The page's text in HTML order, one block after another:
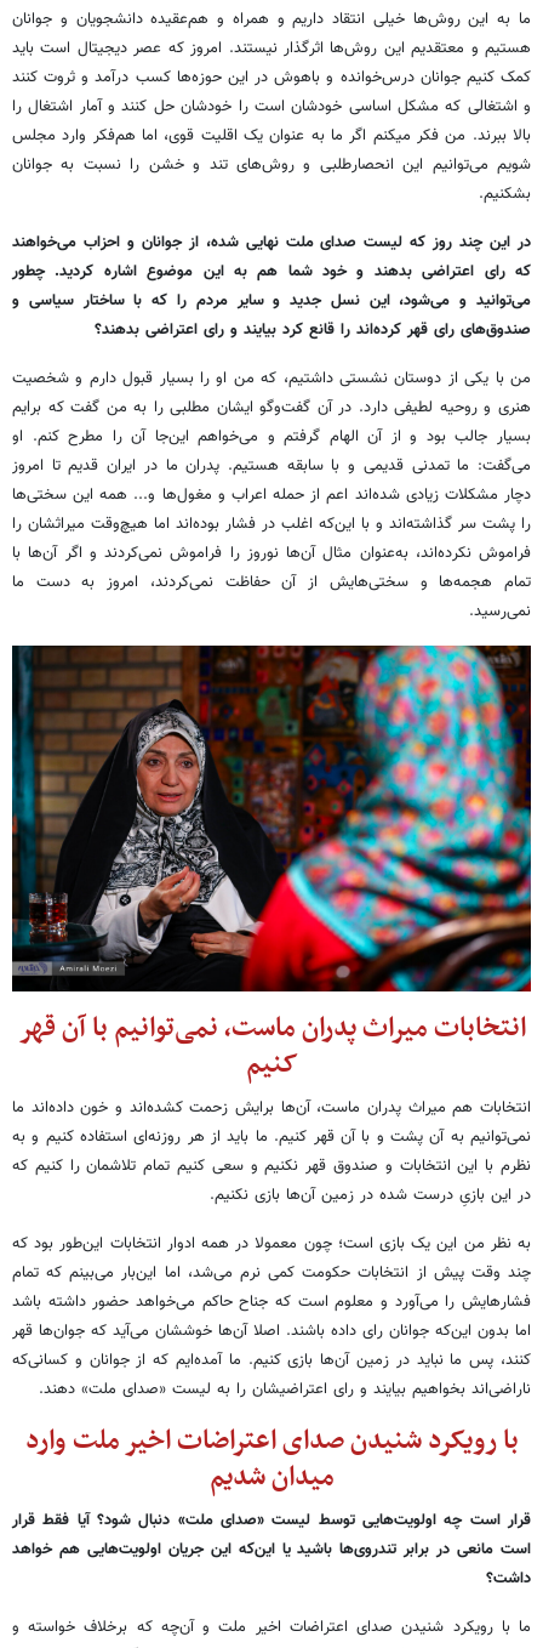
ما به این روش‌ها خیلی انتقاد داریم و همراه و هم‌عقیده دانشجویان و جوانان
هستیم و معتقدیم این روش‌ها اثرگذار نیستند. امروز که عصر دیجیتال است باید
کمک کنیم جوانان درس‌خوانده و باهوش در این حوزه‌ها کسب درآمد و ثروت کنند
و اشتغالی که مشکل اساسی خودشان است را خودشان حل کنند و آمار اشتغال را
بالا ببرند. من فکر میکنم اگر ما به عنوان یک اقلیت قوی، اما هم‌فکر وارد مجلس
شویم می‌توانیم این انحصارطلبی و روش‌های تند و خشن را نسبت به جوانان
بشکنیم.
در این چند روز که لیست صدای ملت نهایی شده، از جوانان و احزاب می‌خواهند
که رای اعتراضی بدهند و خود شما هم به این موضوع اشاره کردید. چطور
می‌توانید و می‌شود، این نسل جدید و سایر مردم را که با ساختار سیاسی و
صندوق‌های رای قهر کرده‌اند را قانع کرد بیایند و رای اعتراضی بدهند؟
من با یکی از دوستان نشستی داشتیم، که من او را بسیار قبول دارم و شخصیت
هنری و روحیه لطیفی دارد. در آن گفت‌وگو ایشان مطلبی را به من گفت که برایم
بسیار جالب بود و از آن الهام گرفتم و می‌خواهم این‌جا آن را مطرح کنم. او
می‌گفت: ما تمدنی قدیمی و با سابقه هستیم. پدران ما در ایران قدیم تا امروز
دچار مشکلات زیادی شده‌اند اعم از حمله اعراب و مغول‌ها و... همه این سختی‌ها
را پشت‌ سر گذاشته‌اند و با این‌که اغلب در فشار بوده‌اند اما هیچ‌وقت میراثشان را
فراموش نکرده‌اند، به‌عنوان مثال آن‌ها نوروز را فراموش نمی‌کردند و اگر آن‌ها با
تمام هجمه‌ها و سختی‌هایش از آن حفاظت نمی‌کردند، امروز به دست ما
نمی‌رسید.
انتخابات میراث پدران ماست، نمی‌توانیم با آن قهر
کنیم
انتخابات هم میراث پدران ماست، آن‌ها برایش زحمت کشده‌اند و خون داده‌اند ما
نمی‌توانیم به آن پشت و با آن قهر کنیم. ما باید از هر روزنه‌ای استفاده کنیم و به
نظرم با این انتخابات و صندوق قهر نکنیم و سعی کنیم تمام تلاشمان را کنیم که
در این بازیِ درست شده در زمین آن‌ها بازی نکنیم.
به نظر من این یک بازی است؛ چون معمولا در همه ادوار انتخابات این‌طور بود که
چند وقت پیش از انتخابات حکومت کمی نرم می‌شد، اما این‌بار می‌بینم که تمام
فشارهایش را می‌آورد و معلوم است که جناح حاکم می‌خواهد حضور داشته باشد
اما بدون این‌که جوانان رای داده باشند. اصلا آن‌ها خوششان می‌آید که جوان‌ها قهر
کنند، پس ما نباید در زمین آن‌ها بازی کنیم. ما آمده‌ایم که از جوانان و کسانی‌که
ناراضی‌اند بخواهیم بیایند و رای اعتراضیشان را به لیست «صدای ملت» دهند.
با رویکرد شنیدن صدای اعتراضات اخیر ملت وارد
میدان شدیم
قرار است چه اولویت‌هایی توسط لیست «صدای ملت» دنبال شود؟ آیا فقط قرار
است مانعی در برابر تندروی‌ها باشید یا این‌که این جریان اولویت‌هایی هم خواهد
داشت؟
ما با رویکرد شنیدن صدای اعتراضات اخیر ملت و آن‌چه که برخلاف خواسته و